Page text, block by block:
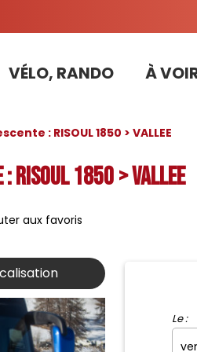
VÉLO, RANDO À
: RISOUL 1850 > VALLEE
1850 > VALLEE
aux favoris
Le :